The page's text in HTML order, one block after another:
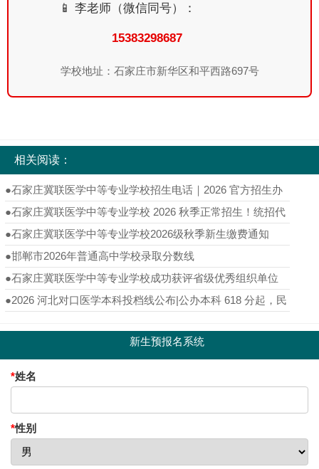
📱 李老师（微信同号）：
15383298687
学校地址：石家庄市新华区和平西路697号
相关阅读：
●石家庄冀联医学中等专业学校招生电话｜2026 官方招生办
热线完整版
●石家庄冀联医学中等专业学校 2026 秋季正常招生！统招代
码 6139，医护专业名额倒计时至 8 月 20 日
●石家庄冀联医学中等专业学校2026级秋季新生缴费通知
●邯郸市2026年普通高中学校录取分数线
●石家庄冀联医学中等专业学校成功获评省级优秀组织单位
●2026 河北对口医学本科投档线公布|公办本科 618 分起，民
新生预报名系统